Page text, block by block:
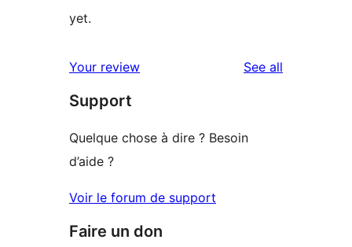
yet.
Your review See all
Support
Quelque chose à dire ? Besoin
d’aide ?
Voir le forum de support
Faire un don